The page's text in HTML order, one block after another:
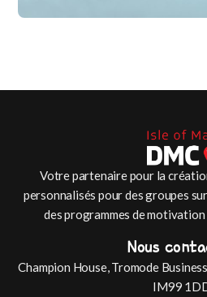
Votre partenaire pour la
personnalisés pour des groupes
des programmes de
Nous
Champion House, Tromode
IM99